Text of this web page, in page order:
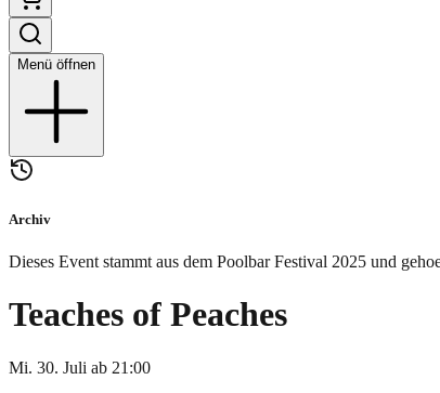
Menü öffnen
Archiv
Dieses Event stammt aus dem Poolbar Festival 2025 und
Teaches of Peaches
Mi. 30. Juli ab 21:00